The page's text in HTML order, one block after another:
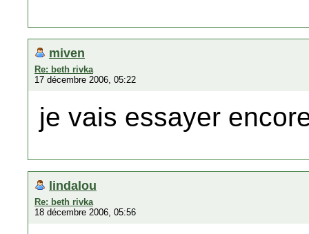
miven
Re: beth rivka
17 décembre 2006, 05:22
je vais essayer
lindalou
Re: beth rivka
18 décembre 2006, 05:56